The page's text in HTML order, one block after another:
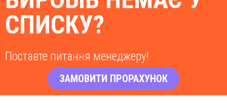
Виготовляємо та доставляємо замовлення точно у термін.
СПИСКУ?
Поставте питання менеджеру!
ЗАМОВИТИ ПРОРАХУНОК